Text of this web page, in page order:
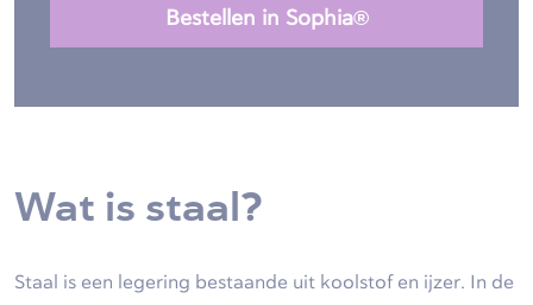
Bestellen in Sophia®
Wat is staal?
Staal is een legering bestaande uit koolstof en ijzer. In de